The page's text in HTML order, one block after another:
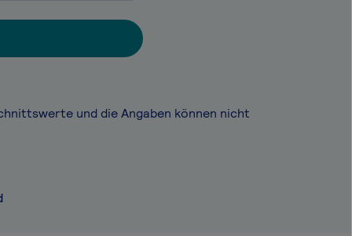
und die Angaben können nicht